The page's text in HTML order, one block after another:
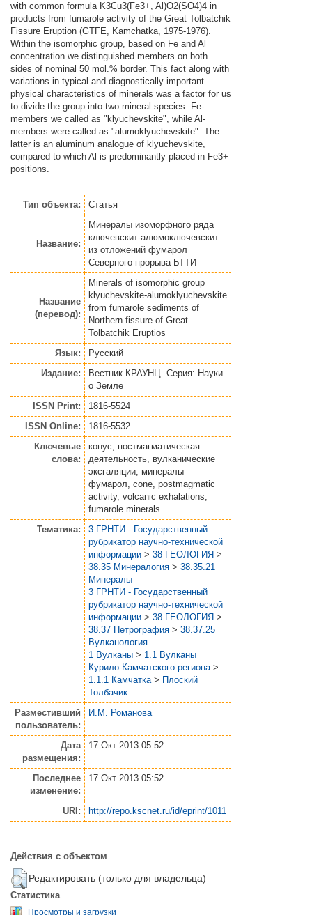
with common formula K3Cu3(Fe3+, Al)O2(SO4)4 in
products from fumarole activity of the Great Tolbatchik
Fissure Eruption (GTFE, Kamchatka, 1975-1976).
Within the isomorphic group, based on Fe and Al
concentration we distinguished members on both
sides of nominal 50 mol.% border. This fact along with
variations in typical and diagnostically important
physical characteristics of minerals was a factor for us
to divide the group into two mineral species. Fe-
members we called as "klyuchevskite", while Al-
members were called as "alumoklyuchevskite". The
latter is an aluminum analogue of klyuchevskite,
compared to which Al is predominantly placed in Fe3+
positions.
Тип объекта: Статья
Название:
Минералы изоморфного ряда
ключевскит-алюмоключевскит
из отложений фумарол
Северного прорыва БТТИ
Название
(перевод):
Minerals of isomorphic group
klyuchevskite-alumoklyuchevskite
from fumarole sediments of
Northern fissure of Great
Tolbatchik Eruptios
Язык:
Русский
Издание:
Вестник КРАУНЦ. Серия: Науки
о Земле
ISSN Print:
1816-5524
ISSN Online:
1816-5532
Ключевые
слова:
конус, постмагматическая
деятельность, вулканические
эксгаляции, минералы
фумарол, cone, postmagmatic
activity, volcanic exhalations,
fumarole minerals
Тематика:
3 ГРНТИ - Государственный
рубрикатор научно-технической
информации > 38 ГЕОЛОГИЯ >
38.35 Минералогия > 38.35.21
Минералы
3 ГРНТИ - Государственный
рубрикатор научно-технической
информации > 38 ГЕОЛОГИЯ >
38.37 Петрография > 38.37.25
Вулканология
1 Вулканы > 1.1 Вулканы
Курило-Камчатского региона >
1.1.1 Камчатка > Плоский
Толбачик
Разместивший
пользователь:
И.М. Романова
Дата
размещения:
17 Окт 2013 05:52
Последнее
изменение:
17 Окт 2013 05:52
URI: http://repo.kscnet.ru/id/eprint/1011
Действия с объектом
Редактировать (только для владельца)
Статистика
Просмотры и загрузки